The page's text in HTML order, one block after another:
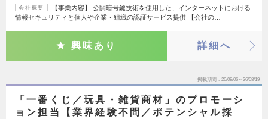
会社概要
【事業内容】 公開暗号鍵技術を使用した、インターネットにおける
情報セキュリティと個人や企業・組織の認証サービス提供 【会社の…
興味あり 詳細へ
掲載期間 26/08/06～26/08/19
「一番くじ／玩具・雑貨商材」のプロモーシ
ョン担当【業界経験不問／ポテンシャル採